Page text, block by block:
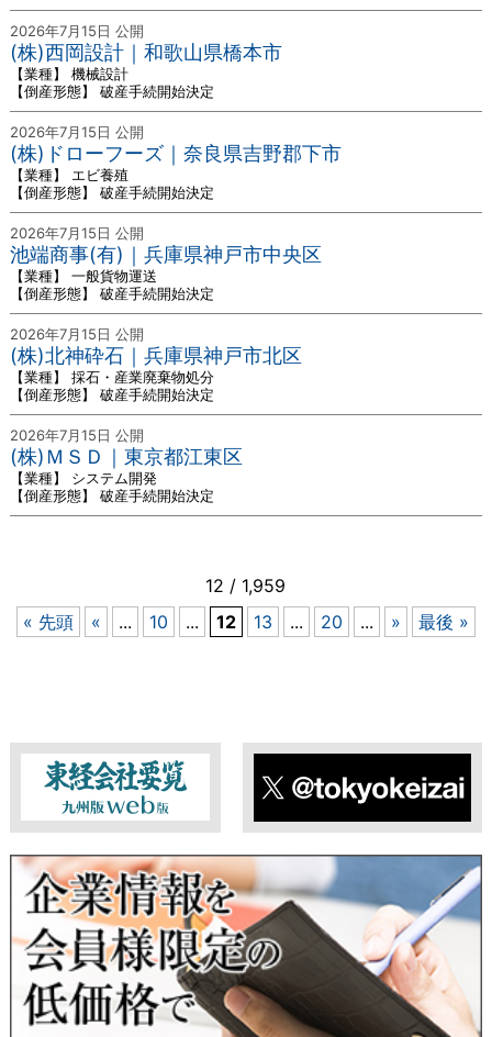
2026年7月15日 公開
(株)西岡設計｜和歌山県橋本市
【業種】 機械設計
【倒産形態】 破産手続開始決定
2026年7月15日 公開
(株)ドローフーズ｜奈良県吉野郡下市
【業種】 エビ養殖
【倒産形態】 破産手続開始決定
2026年7月15日 公開
池端商事(有)｜兵庫県神戸市中央区
【業種】 一般貨物運送
【倒産形態】 破産手続開始決定
2026年7月15日 公開
(株)北神砕石｜兵庫県神戸市北区
【業種】 採石・産業廃棄物処分
【倒産形態】 破産手続開始決定
2026年7月15日 公開
(株)ＭＳＤ｜東京都江東区
【業種】 システム開発
【倒産形態】 破産手続開始決定
12 / 1,959
« 先頭
« ... 10 ... 12 13 ... 20 ... » 最後 »
東経会社要覧web版 X